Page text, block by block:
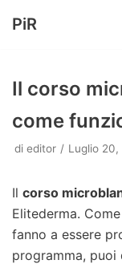
contenuto
PiR
Il corso
come
di editor Luglio 20,
Il corso
Elitederma.
fanno a essere
programma, puoi